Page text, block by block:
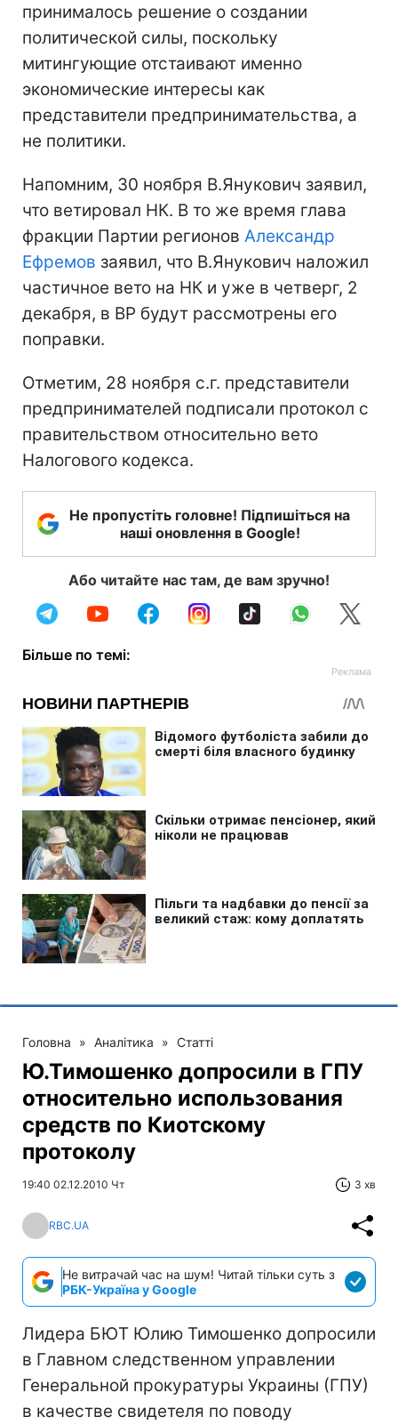
принималось решение о создании
политической силы, поскольку
митингующие отстаивают именно
экономические интересы как
представители предпринимательства, а
не политики.
Напомним, 30 ноября В.Янукович заявил,
что ветировал НК. В то же время глава
фракции Партии регионов Александр
Ефремов заявил, что В.Янукович наложил
частичное вето на НК и уже в четверг, 2
декабря, в ВР будут рассмотрены его
поправки.
Отметим, 28 ноября с.г. представители
предпринимателей подписали протокол с
правительством относительно вето
Налогового кодекса.
Не пропустіть головне! Підпишіться на
наші оновлення в Google!
Або читайте нас там, де вам зручно!
Більше по темі:
Головна » Аналітика » Статті
Ю.Тимошенко допросили в ГПУ
относительно использования
средств по Киотскому
протоколу
19:40 02.12.2010 Чт 3 хв
RBC.UA
Не витрачай час на шум! Читай тільки суть з
РБК-Україна у Google
Лидера БЮТ Юлию Тимошенко допросили
в Главном следственном управлении
Генеральной прокуратуры Украины (ГПУ)
в качестве свидетеля по поводу